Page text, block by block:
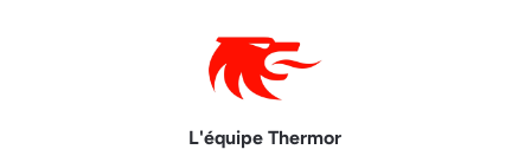
L'équipe Thermor